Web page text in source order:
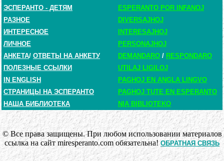
ЭСПЕРАНТО - ДЕТЯМ
ESPERANTO POR INFANOJ
РАЗНОЕ
DIVERSAJHOJ
ИНТЕРЕСНОЕ
INTERESAJHOJ
ЛИЧНОЕ
PERSONAJHOJ
АНКЕТА/ ОТВЕТЫ НА АНКЕТУ DEMANDARO / RESPONDARO
ПОЛЕЗНЫЕ ССЫЛКИ
UTILAJ LIGILOJ
IN ENGLISH
PAGHOJ EN ANGLA LINGVO
СТРАНИЦЫ НА ЭСПЕРАНТО
PAGHOJ TUTE EN ESPERANTO
НАША БИБЛИОТЕКА
NIA BIBLIOTEKO
© Все права защищены. При любом использовании материалов
ссылка на сайт miresperanto.com обязательна!ОБРАТНАЯ СВЯЗЬ